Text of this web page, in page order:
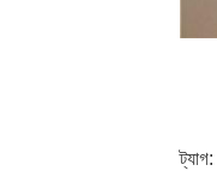
ট্যাগ: